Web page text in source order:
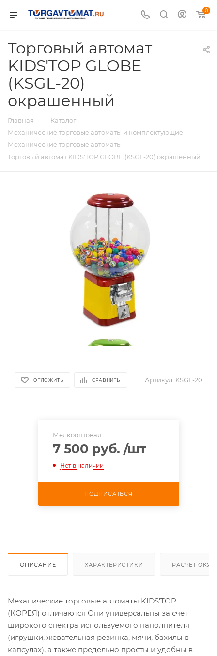
0
Торговый автомат
KIDS'TOP GLOBE
(KSGL-20)
окрашенный
Главная — Каталог —
Механические торговые автоматы и комплектующие —
Механические торговые автоматы —
Торговый автомат KIDS'TOP GLOBE (KSGL-20) окрашенный
ОТЛОЖИТЬ СРАВНИТЬ Артикул: KSGL-20
Мелкооптовая
7 500 руб. /шт
Нет в наличии
ПОДПИСАТЬСЯ
ОПИСАНИЕ ХАРАКТЕРИСТИКИ РАСЧЁТ
Механические торговые автоматы KIDS'TOP
(КОРЕЯ) отличаются Они универсальны за счет
широкого спектра используемого наполнителя
(игрушки, жевательная резинка, мячи, бахилы в
капсулах), а также предельно просты и удобны в